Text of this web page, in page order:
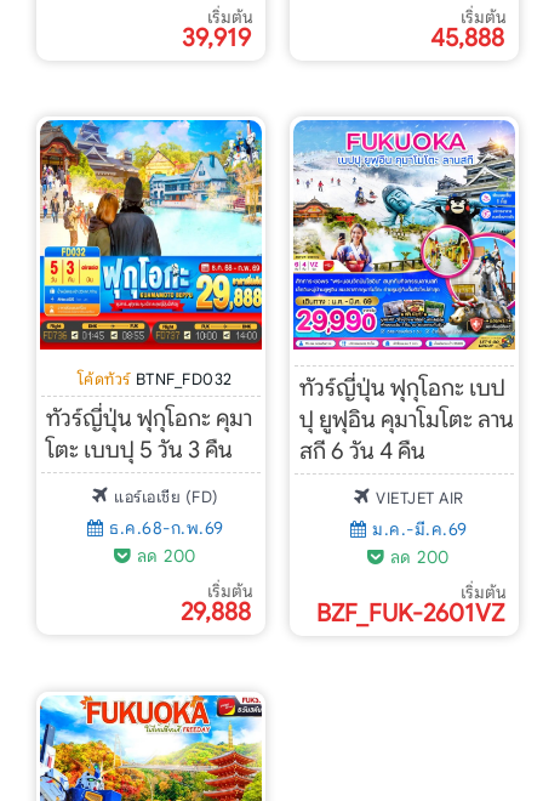
เริ่มต้น
39,919
เริ่มต้น
45,888
โค้ดทัวร์ BTNF_FD032
ทัวร์ญี่ปุ่น ฟุกุโอกะ คุมา
โตะ เบบปุ 5 วัน 3 คืน
แอร์เอเชีย (FD)
ธ.ค.68-ก.พ.69
ลด 200
เริ่มต้น
29,888
ทัวร์ญี่ปุ่น ฟุกุโอกะ เบป
ปุ ยูฟุอิน คุมาโมโตะ ลาน
สกี 6 วัน 4 คืน
VIETJET AIR
ม.ค.-มี.ค.69
ลด 200
เริ่มต้น
BZF_FUK-2601VZ